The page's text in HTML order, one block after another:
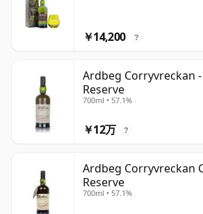
￥14,200 ?
Ardbeg Corryvreckan
Reserve
700ml • 57.1%
￥12万 ?
Ardbeg Corryvreckan
Reserve
700ml • 57.1%